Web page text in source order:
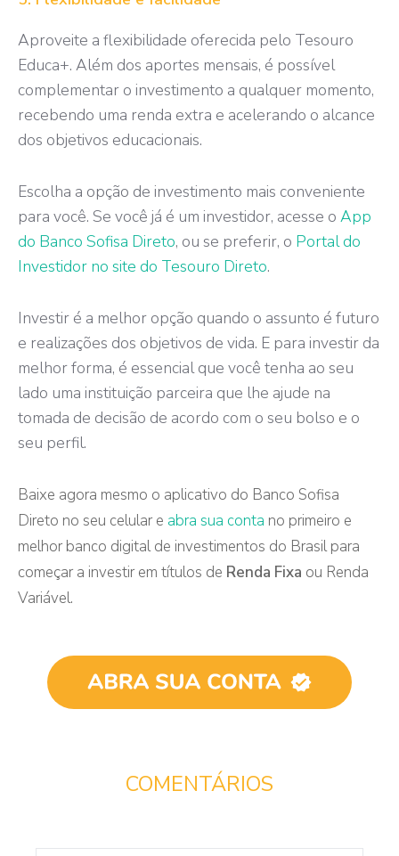
Aproveite a flexibilidade oferecida pelo Tesouro
Educa+. Além dos aportes mensais, é possível
complementar o investimento a qualquer momento,
recebendo uma renda extra e acelerando o alcance
dos objetivos educacionais.
Escolha a opção de investimento mais conveniente
para você. Se você já é um investidor, acesse o App
do Banco Sofisa Direto, ou se preferir, o Portal do
Investidor no site do Tesouro Direto.
Investir é a melhor opção quando o assunto é futuro
e realizações dos objetivos de vida. E para investir da
melhor forma, é essencial que você tenha ao seu
lado uma instituição parceira que lhe ajude na
tomada de decisão de acordo com o seu bolso e o
seu perfil.
Baixe agora mesmo o aplicativo do Banco Sofisa
Direto no seu celular e abra sua conta no primeiro e
melhor banco digital de investimentos do Brasil para
começar a investir em títulos de Renda Fixa ou Renda
Variável.
COMENTÁRIOS